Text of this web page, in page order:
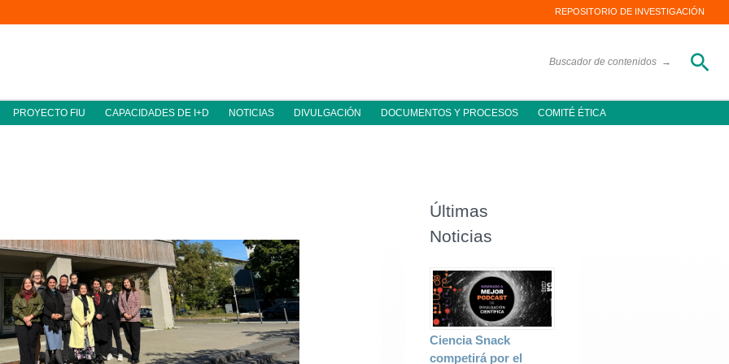
REPOSITORIO DE INVESTIGACIÓN
Buscador de contenidos →
PROYECTO FIU CAPACIDADES DE I+D NOTICIAS DIVULGACIÓN DOCUMENTOS Y PROCESOS COMITÉ ÉTICA
Últimas
Noticias
Ciencia Snack
competirá por el